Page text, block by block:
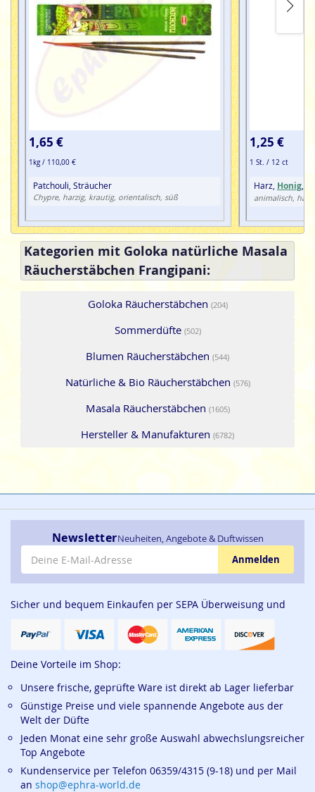
1,65 €
1kg / 110,00 €
Patchouli, Sträucher
Chypre, harzig, krautig, orientalisch, süß
1,25 €
1 St. / 12 ct
Harz, Honig,
animalisch,
Kategorien mit Goloka natürliche Masala
Räucherstäbchen Frangipani:
Goloka Räucherstäbchen (204)
Sommerdüfte (502)
Blumen Räucherstäbchen (544)
Natürliche & Bio Räucherstäbchen (576)
Masala Räucherstäbchen (1605)
Hersteller & Manufakturen (6782)
NewsletterNeuheiten, Angebote & Duftwissen
E-Mail-Adresse
Anmelden
Sicher und bequem Einkaufen per SEPA Überweisung und
Deine Vorteile im Shop:
Unsere frische, geprüfte Ware ist direkt ab Lager lieferbar
Günstige Preise und viele spannende Angebote aus der
Welt der Düfte
Jeden Monat eine sehr große Auswahl abwechslungsreicher
Top Angebote
Kundenservice per Telefon 06359/4315 (9-18) und per Mail
an shop@ephra-world.de